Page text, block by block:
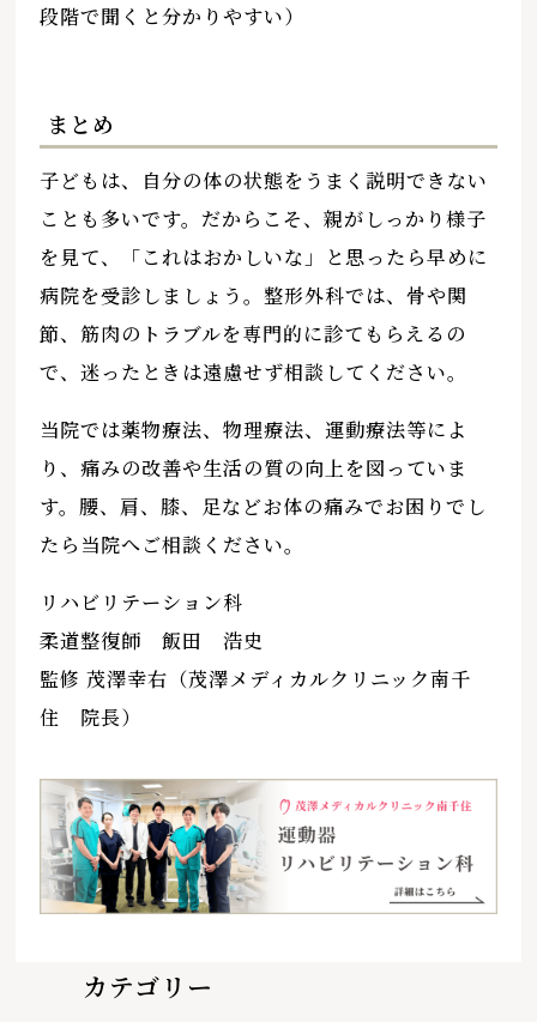
段階で聞くと分かりやすい）
まとめ
子どもは、自分の体の状態をうまく説明できない
ことも多いです。だからこそ、親がしっかり様子
を見て、「これはおかしいな」と思ったら早めに
病院を受診しましょう。整形外科では、骨や関
節、筋肉のトラブルを専門的に診てもらえるの
で、迷ったときは遠慮せず相談してください。
当院では薬物療法、物理療法、運動療法等によ
り、痛みの改善や生活の質の向上を図っていま
す。腰、肩、膝、足などお体の痛みでお困りでし
たら当院へご相談ください。
リハビリテーション科
柔道整復師 飯田 浩史
監修 茂澤幸右（茂澤メディカルクリニック南千
住 院長）
カテゴリー